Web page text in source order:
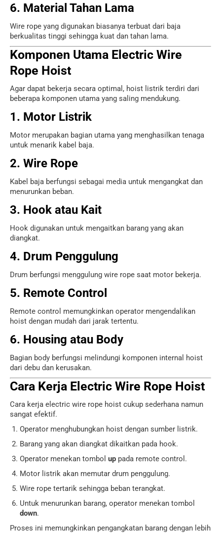
6. Material Tahan Lama
Wire rope yang digunakan biasanya terbuat dari baja
berkualitas tinggi sehingga kuat dan tahan lama.
Komponen Utama Electric Wire
Rope Hoist
Agar dapat bekerja secara optimal, hoist listrik terdiri dari
beberapa komponen utama yang saling mendukung.
1. Motor Listrik
Motor merupakan bagian utama yang menghasilkan tenaga
untuk menarik kabel baja.
2. Wire Rope
Kabel baja berfungsi sebagai media untuk mengangkat dan
menurunkan beban.
3. Hook atau Kait
Hook digunakan untuk mengaitkan barang yang akan
diangkat.
4. Drum Penggulung
Drum berfungsi menggulung wire rope saat motor bekerja.
5. Remote Control
Remote control memungkinkan operator mengendalikan
hoist dengan mudah dari jarak tertentu.
6. Housing atau Body
Bagian body berfungsi melindungi komponen internal hoist
dari debu dan kerusakan.
Cara Kerja Electric Wire Rope Hoist
Cara kerja electric wire rope hoist cukup sederhana namun
sangat efektif.
Operator menghubungkan hoist dengan sumber listrik.
Barang yang akan diangkat dikaitkan pada hook.
Operator menekan tombol up pada remote control.
Motor listrik akan memutar drum penggulung.
Wire rope tertarik sehingga beban terangkat.
Untuk menurunkan barang, operator menekan tombol
down.
Proses ini memungkinkan pengangkatan barang dengan lebih